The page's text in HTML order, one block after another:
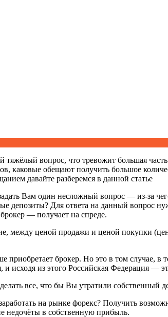
тяжёлый вопрос, что тревожит большая
каковые обещают получить большое
давайте разберемся в данной статье
Вам один несложный вопрос — из-за
депозиты? Для ответа на данный вопрос
— получает на спреде.
между ценой продажи и ценой покупки
брокер. Но это в том случае, в
исходя из этого Российская Федерация —
все, что бы Вы утратили собственный
на рынке форекс? Получить
недочёты в собственную прибыль.